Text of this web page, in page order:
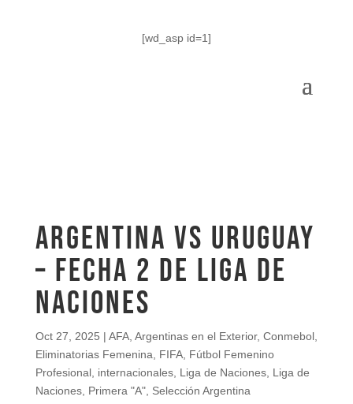
[wd_asp id=1]
ARGENTINA VS URUGUAY
– FECHA 2 DE LIGA DE
NACIONES
Oct 27, 2025 | AFA, Argentinas en el Exterior, Conmebol,
Eliminatorias Femenina
FIFA, Fútbol Femenino
Profesional, internacionales, Liga de Naciones, Liga de
Naciones, Primera "A", Selección Argentina